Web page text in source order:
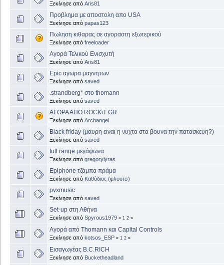
Ξεκίνησε από Aris81
Προβλημα με αποστολη απο USA
Ξεκίνησε από papas123
Πωληση κιθαρας σε αγοραστη εξωτερικού
Ξεκίνησε από freeloader
Αγορά Τελικού Ενισχυτή
Ξεκίνησε από Aris81
Epic αγωρα μαγνητων
Ξεκίνησε από saved
.strandberg* στο thomann
Ξεκίνησε από saved
ΑΓΟΡΑ ΑΠΟ ROCKiT GR
Ξεκίνησε από Archangel
Black friday (μαυρη ειναι η νυχτα στα βουνα την πατασκευη?)
Ξεκίνησε από saved
full range μεγάφωνα
Ξεκίνησε από gregorylyras
Epiphone τζάμπα πράμα
Ξεκίνησε από Καθόδιος (φλουτσ)
pvxmusic
Ξεκίνησε από saved
Set-up στη Αθήνα
Ξεκίνησε από Spyrous1979 « 1 2 »
Αγορά από Thomann και Capital Controls
Ξεκίνησε από kotsos_ESP « 1 2 »
Εισαγωγέας B.C.RICH
Ξεκίνησε από Bucketheadland